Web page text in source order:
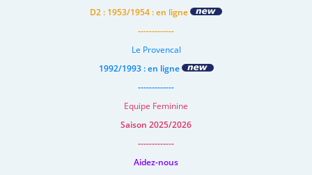
D2 : 1953/1954 : en ligne
-------------
Le Provencal
1992/1993 : en ligne
-------------
Equipe Feminine
Saison 2025/2026
-------------
Aidez-nous